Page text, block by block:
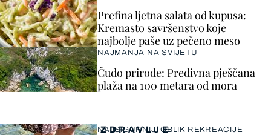
ZDRAVLJE
NAJSIGURNIJI OBLIK REKREACIJE
Prefina ljetna salata od kupusa:
Kremasto savršenstvo koje
najbolje paše uz pečeno meso
NAJMANJA NA SVIJETU
Čudo prirode: Predivna pješčana
plaža na 100 metara od mora